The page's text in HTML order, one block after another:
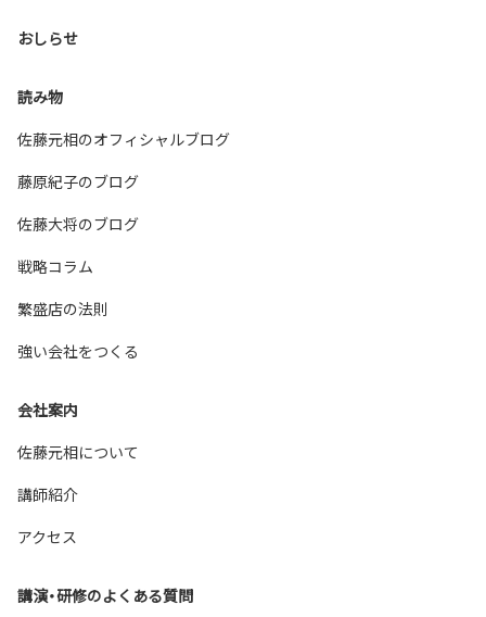
おしらせ
読み物
佐藤元相のオフィシャルブログ
藤原紀子のブログ
佐藤大将のブログ
戦略コラム
繁盛店の法則
強い会社をつくる
会社案内
佐藤元相について
講師紹介
アクセス
講演・研修のよくある質問